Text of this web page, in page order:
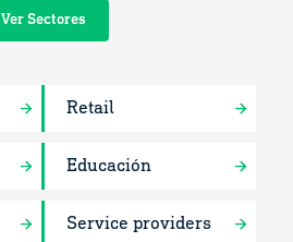
Ver Sectores
Retail
Educación
Service providers